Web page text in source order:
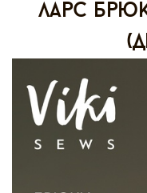
ларс